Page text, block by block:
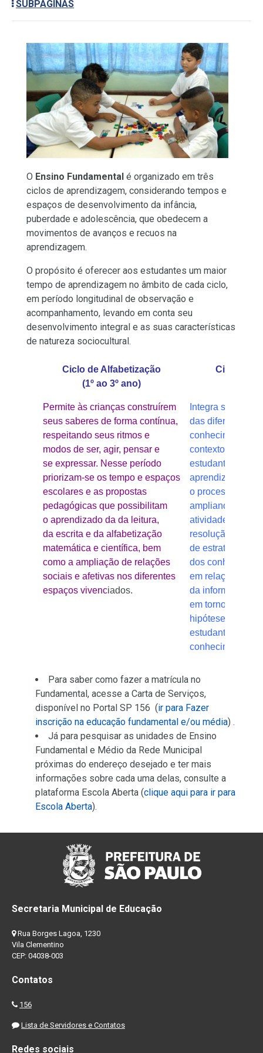
SUBPÁGINAS
O Ensino Fundamental é organizado em três
ciclos de aprendizagem, considerando tempos e
espaços de desenvolvimento da infância,
puberdade e adolescência, que obedecem a
movimentos de avanços e recuos na
aprendizagem.
O propósito é oferecer aos estudantes um maior
tempo de aprendizagem no âmbito de cada ciclo,
em período longitudinal de observação e
acompanhamento, levando em conta seu
desenvolvimento integral e as suas características
de natureza sociocultural.
Ciclo de Alfabetização
(1º ao 3º ano)
Ciclo
Permite às crianças construírem
seus saberes de forma contínua,
respeitando seus ritmos e
modos de ser, agir, pensar e
se expressar. Nesse período
priorizam-se os tempo e espaços
escolares e as propostas
pedagógicas que possibilitam
o aprendizado da da leitura,
da escrita e da alfabetização
matemática e científica, bem
como a ampliação de relações
sociais e afetivas nos diferentes
espaços vivenciados.
Integra saberes
das diferentes
conhecimento,
contexto e as
estudantes, para
aprendizagens e
o processo de
ampliando a
atividades de
resolução de
de estratégias
dos
em relação ao
da informação,
em torno de
hipóteses que
estudantes a
conhecimentos.
Para saber como fazer a matrícula no
Fundamental, acesse a Carta de Serviços,
disponível no Portal SP 156 (ir para Fazer
inscrição na educação fundamental e/ou média) .
Já para pesquisar as unidades de Ensino
Fundamental e Médio da Rede Municipal
próximas do endereço desejado e ter mais
informações sobre cada uma delas, consulte a
plataforma Escola Aberta (clique aqui para ir para
Escola Aberta).
Secretaria Municipal de Educação
Rua Borges Lagoa, 1230
Vila Clementino
CEP: 04038-003
Contatos
156
Lista de Servidores e Contatos
Redes sociais